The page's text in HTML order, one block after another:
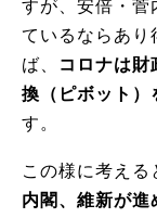
すが、安倍・菅
ているならあり
ば、
コロナは財
換（ピボット）
す。
この様に考える
内閣、維新が進